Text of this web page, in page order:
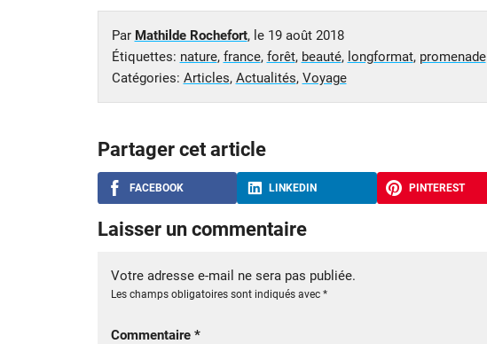
Par Mathilde Rochefort, le 19 août 2018
Étiquettes: nature, france, forêt, beauté, longformat, promenade
Catégories: Articles, Actualités, Voyage
Partager cet article
FACEBOOK LINKEDIN PINTEREST
Laisser un commentaire
Votre adresse e-mail ne sera pas publiée.
Les champs obligatoires sont indiqués avec *
Commentaire *